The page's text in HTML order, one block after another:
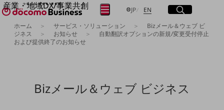
産業・地域DX/事業共創
OPEN HUB for Plural Futures
自律・分散・協調型社会の実現を目指し、
「社会可能性」を探究・実装する事業共創エコシステムです。
JP日本語
EN Englishサイト内検索
開く
メニュー
開く
フリーワードを入力して探す
ホーム サービス・ソリューション
Bizメール＆ウェブ ビ
ジネス
お知らせ
自動翻訳オプションの新規/変更受付停止
および提供終了のお知らせ
Bizメール＆ウェブ ビジネス